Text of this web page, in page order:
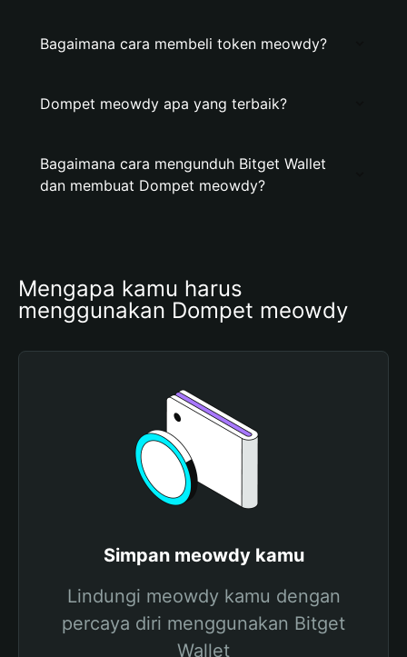
Bagaimana cara membeli token meowdy?
Dompet meowdy apa yang terbaik?
Bagaimana cara mengunduh Bitget Wallet
dan membuat Dompet meowdy?
Mengapa kamu harus
menggunakan Dompet meowdy
Simpan meowdy kamu
Lindungi meowdy kamu dengan
percaya diri menggunakan Bitget
Wallet